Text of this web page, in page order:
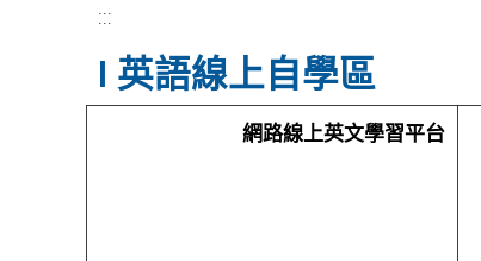
:::
I 英語線上自學區
網路線上英文學習平台